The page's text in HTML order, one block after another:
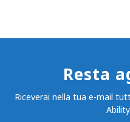
Resta
Riceverai nella tua e-mail